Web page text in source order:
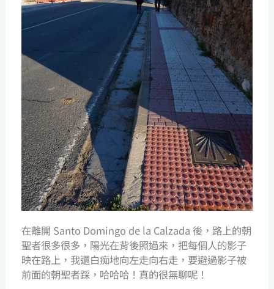
在離開 Santo Domingo de la Calzada 後，路上的朝
聖者很多很多，陽光在背後照過來，把每個人的影子
映在路上，我還白痴地向左走向右走，要避過影子被
前面的朝聖者踩，哈哈哈！真的很無聊呢！